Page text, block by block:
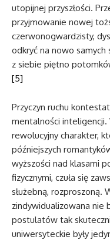
utopijnej przyszłości.
przyjmowanie nowej
czerwonogwardzisty,
odkryć na nowo
z siebie piętno
[5]
Przyczyn ruchu
mentalności inteligencji.
rewolucyjny charakter,
późniejszych
wyższości nad klasami
fizycznymi, czuła się
służebną, rozproszoną.
zindywidualizowana nie
postulatów tak
uniwersyteckie były